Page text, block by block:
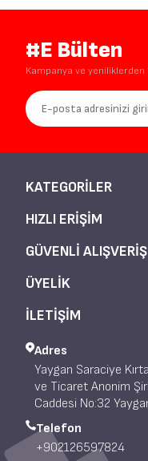
#E Bülten
Kampanya ve
KATEGORILER
HIZLI ERIŞIM
GÜVENLI ALIŞVERIŞ
ÜYELIK
İLETİŞİM
Adres
Yaygan Saraciye
ve Ticaret Anonim
Caddesi No:32
Telefon
+902126597824